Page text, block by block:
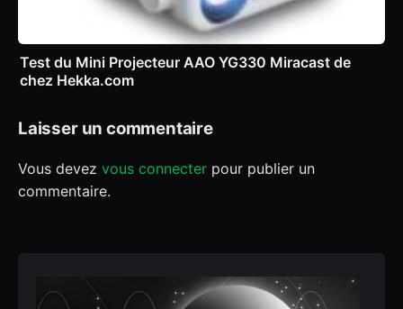
Test du Mini Projecteur AAO YG330 Miracast de
chez Hekka.com
Laisser un commentaire
Vous devez vous connecter pour publier un
commentaire.